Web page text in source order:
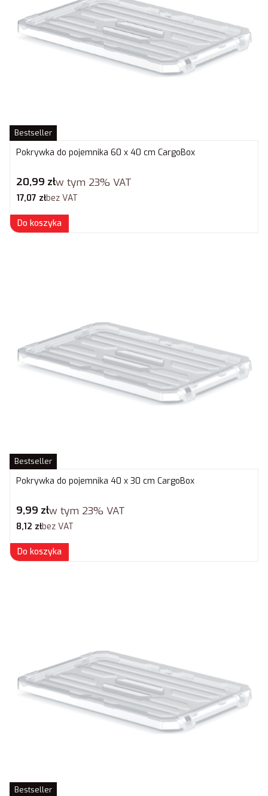
Bestseller
Pokrywka do pojemnika 60 x 40 cm CargoBox
Cena brutto
20,99 złw tym 23% VAT
Cena netto
17,07 złbez VAT
Do koszyka
Bestseller
Pokrywka do pojemnika 40 x 30 cm CargoBox
Cena brutto
9,99 złw tym 23% VAT
Cena netto
8,12 złbez VAT
Do koszyka
Bestseller